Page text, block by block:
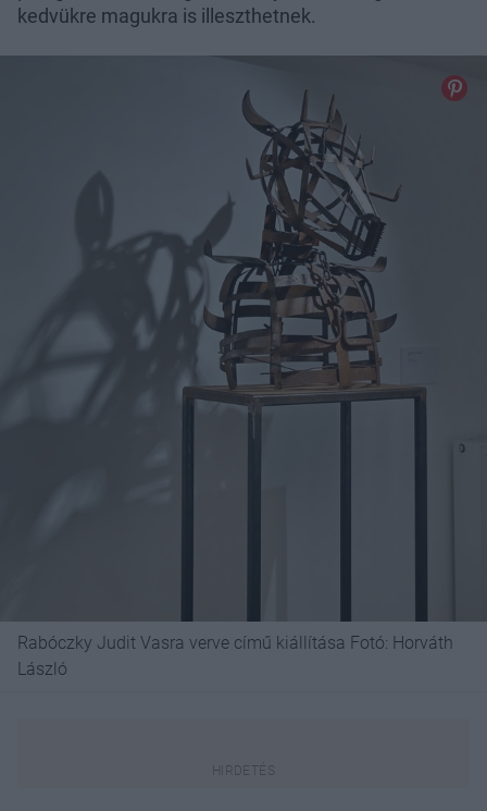
kedvükre magukra is illeszthetnek.
Rabóczky Judit Vasra verve című kiállítása Fotó: Horváth
László